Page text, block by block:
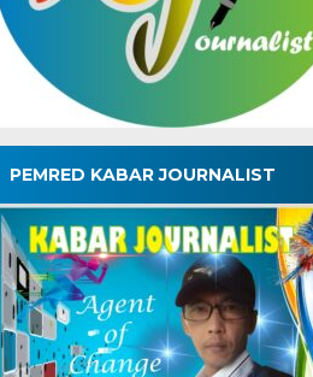
PEMRED KABAR JOURNALIST